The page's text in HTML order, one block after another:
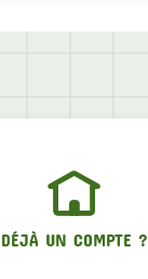
DÉJÀ UN COMPTE ?